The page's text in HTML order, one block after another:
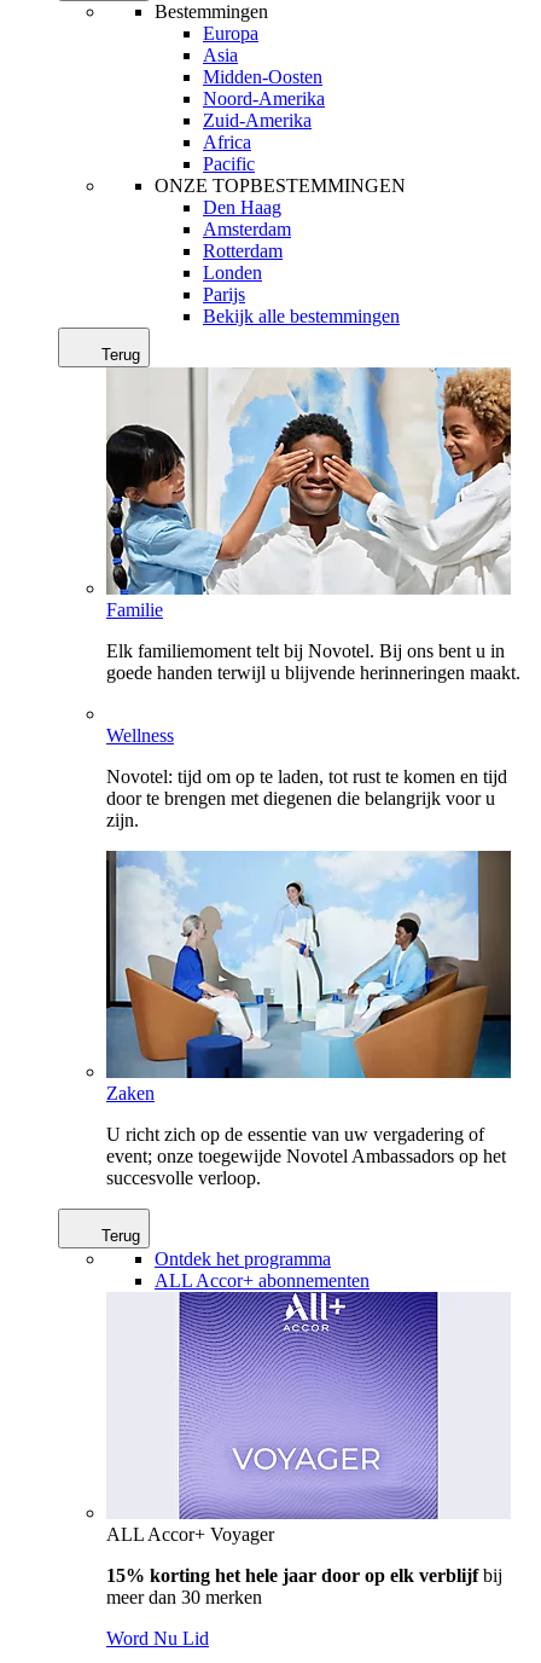
Bestemmingen
Europa
Asia
Midden-Oosten
Noord-Amerika
Zuid-Amerika
Africa
Pacific
ONZE TOPBESTEMMINGEN
Den Haag
Amsterdam
Rotterdam
Londen
Parijs
Bekijk alle bestemmingen
Terug
Familie
Elk familiemoment telt bij Novotel. Bij ons bent u in
goede handen terwijl u blijvende herinneringen maakt.
Wellness
Novotel: tijd om op te laden, tot rust te komen en tijd
door te brengen met diegenen die belangrijk voor u
zijn.
Zaken
U richt zich op de essentie van uw vergadering of
event; onze toegewijde Novotel Ambassadors op het
succesvolle verloop.
Terug
Ontdek het programma
ALL Accor+ abonnementen
ALL Accor+ Voyager
15% korting het hele jaar door op elk verblijfbij
meer dan 30 merken
Word Nu Lid